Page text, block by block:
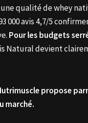
qualité de whey
000 avis 4,7/5
Pour les budgets
Natural devient
propose
marché.